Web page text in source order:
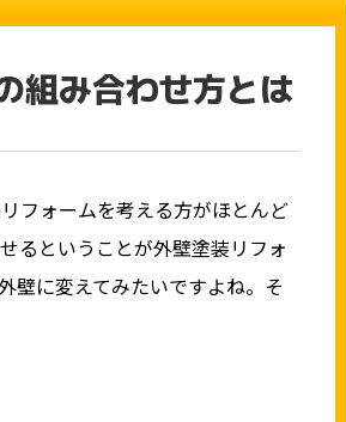
組み合わせ方とは
フォームを考える方がほとんど
るということが外壁塗装リフォ
壁に変えてみたいですよね。そ